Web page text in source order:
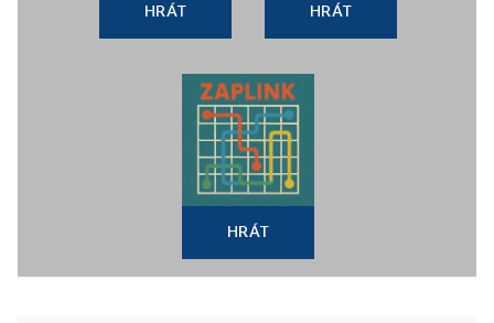
HRÁT HRÁT
HRÁT